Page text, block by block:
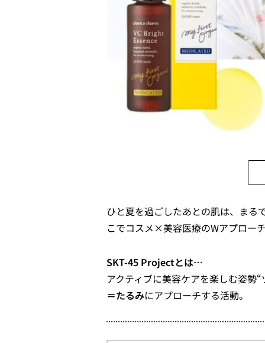
ひと夏を過ごしたあとの肌は、まる
こでコスメ×美容医療のWアプロー
SKT-45 Projectとは…
アクティブに美容ケアを楽しむ姿勢
＝たるみにアプローチする活動。